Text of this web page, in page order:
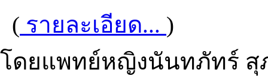
( รายละเอียด... )
โดยแพทย์หญิงนันทภัทร์ สุ